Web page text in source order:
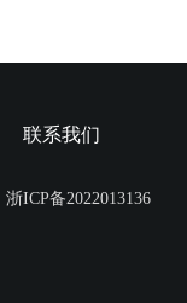
联系我们
浙ICP备2022013136